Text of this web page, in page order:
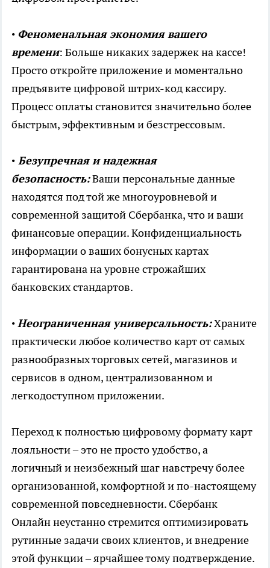
• Феноменальная экономия вашего
времени: Больше никаких задержек на кассе!
Просто откройте приложение и моментально
предъявите цифровой штрих-код кассиру.
Процесс оплаты становится значительно более
быстрым, эффективным и безстрессовым.
• Безупречная и надежная
безопасность:Ваши персональные данные
находятся под той же многоуровневой и
современной защитой Сбербанка, что и ваши
финансовые операции. Конфиденциальность
информации о ваших бонусных картах
гарантирована на уровне строжайших
банковских стандартов.
•Неограниченная универсальность:Храните
практически любое количество карт от самых
разнообразных торговых сетей, магазинов и
сервисов в одном, централизованном и
легкодоступном приложении.
Переход к полностью цифровому формату карт
лояльности – это не просто удобство, а
логичный и неизбежный шаг навстречу более
организованной, комфортной и по-настоящему
современной повседневности. Сбербанк
Онлайн неустанно стремится оптимизировать
рутинные задачи своих клиентов, и внедрение
этой функции – ярчайшее тому подтверждение.